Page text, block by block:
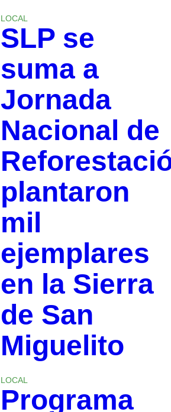
LOCAL
SLP se
suma a
Jornada
Nacional de
plantaron
mil
ejemplares
en la Sierra
de San
Miguelito
LOCAL
Programa